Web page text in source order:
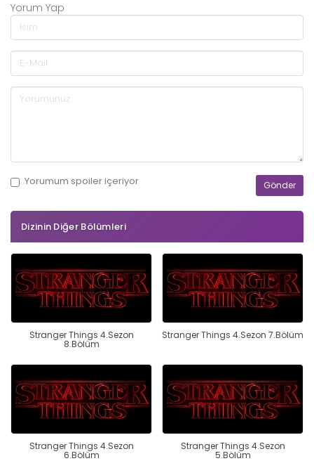
Yorum Yap
Yorumum spoileriçeriyor
Dizinin Diğer Bölümleri
Stranger Things 4.Sezon
8.Bölüm
Stranger Things 4.Sezon 7.Bölüm
Stranger Things 4.Sezon
6.Bölüm
Stranger Things 4.Sezon
5.Bölüm